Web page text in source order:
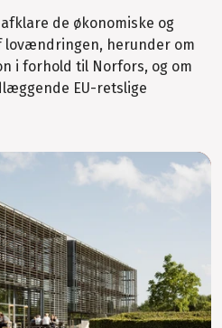
de økonomiske og
lovændringen, herunder om
i forhold til Norfors, og om
EU-retslige